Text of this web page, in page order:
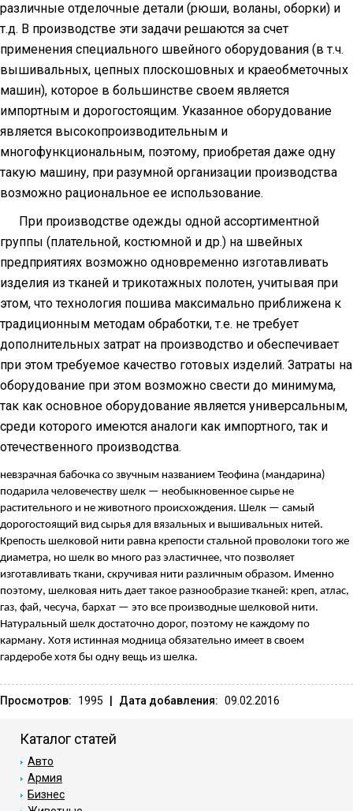
различные отделочные детали (рюши, воланы, оборки) и
т.д. В производстве эти задачи решаются за счет
применения специального швейного оборудования (в т.ч.
вышивальных, цепных плоскошовных и краеобметочных
машин), которое в большинстве своем является
импортным и дорогостоящим. Указанное оборудование
является высокопроизводительным и
многофункциональным, поэтому, приобретая даже одну
такую машину, при разумной организации производства
возможно рациональное ее использование.
При производстве одежды одной ассортиментной
группы (плательной, костюмной и др.) на швейных
предприятиях возможно одновременно изготавливать
изделия из тканей и трикотажных полотен, учитывая при
этом, что технология пошива максимально приближена к
традиционным методам обработки, т.е. не требует
дополнительных затрат на производство и обеспечивает
при этом требуемое качество готовых изделий. Затраты на
оборудование при этом возможно свести до минимума,
так как основное оборудование является универсальным,
среди которого имеются аналоги как импортного, так и
отечественного производства.
невзрачная бабочка со звучным названием Теофина (мандарина)
подарила человечеству шелк — необыкновенное сырье не
растительного и не животного происхождения. Шелк — самый
дорогостоящий вид сырья для вязальных и вышивальных нитей.
Крепость шелковой нити равна крепости стальной проволоки того же
диаметра, но шелк во много раз эластичнее, что позволяет
изготавливать ткани, скручивая нити различным образом. Именно
поэтому, шелковая нить дает такое разнообразие тканей: креп, атлас,
газ, фай, чесуча, бархат — это все производные шелковой нити.
Натуральный шелк достаточно дорог, поэтому не каждому по
карману. Хотя истинная модница обязательно имеет в своем
гардеробе хотя бы одну вещь из шелка.
Просмотров: 1995 Дата добавления: 09.02.2016
Каталог статей
Авто
Армия
Бизнес